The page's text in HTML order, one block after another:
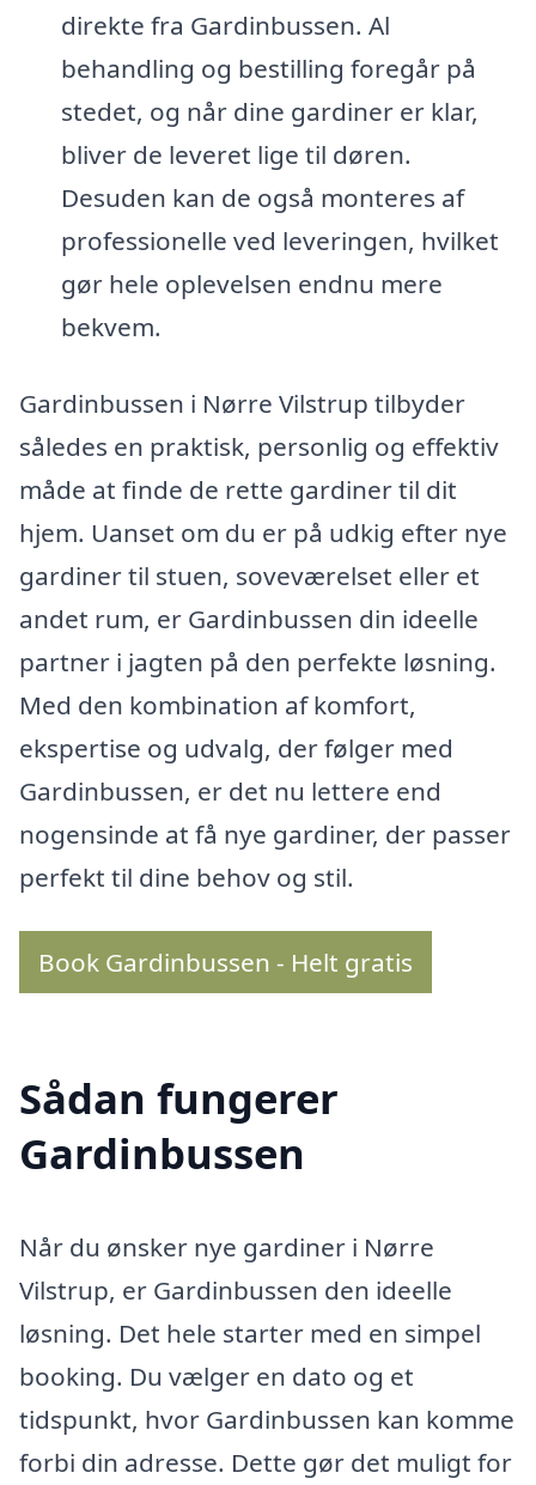
direkte fra Gardinbussen. Al
behandling og bestilling foregår på
stedet, og når dine gardiner er klar,
bliver de leveret lige til døren.
Desuden kan de også monteres af
professionelle ved leveringen, hvilket
gør hele oplevelsen endnu mere
bekvem.
Gardinbussen i Nørre Vilstrup tilbyder
således en praktisk, personlig og effektiv
måde at finde de rette gardiner til dit
hjem. Uanset om du er på udkig efter nye
gardiner til stuen, soveværelset eller et
andet rum, er Gardinbussen din ideelle
partner i jagten på den perfekte løsning.
Med den kombination af komfort,
ekspertise og udvalg, der følger med
Gardinbussen, er det nu lettere end
nogensinde at få nye gardiner, der passer
perfekt til dine behov og stil.
Book Gardinbussen - Helt gratis
Sådan fungerer
Gardinbussen
Når du ønsker nye gardiner i Nørre
Vilstrup, er Gardinbussen den ideelle
løsning. Det hele starter med en simpel
booking. Du vælger en dato og et
tidspunkt, hvor Gardinbussen kan komme
forbi din adresse. Dette gør det muligt for